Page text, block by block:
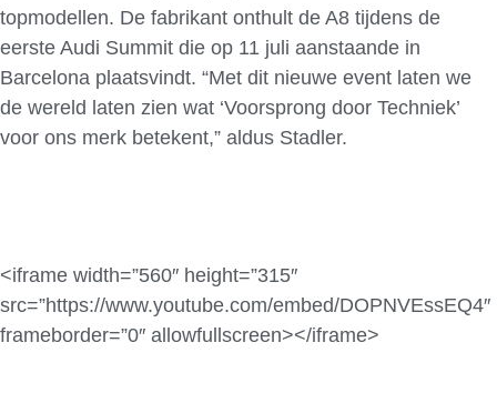
topmodellen. De fabrikant onthult de A8 tijdens de
eerste Audi Summit die op 11 juli aanstaande in
Barcelona plaatsvindt. “Met dit nieuwe event laten we
de wereld laten zien wat ‘Voorsprong door Techniek’
voor ons merk betekent,” aldus Stadler.
<iframe width=”560″ height=”315″
src=”https://www.youtube.com/embed/DOPNVEssEQ4″
frameborder=”0″ allowfullscreen></iframe>